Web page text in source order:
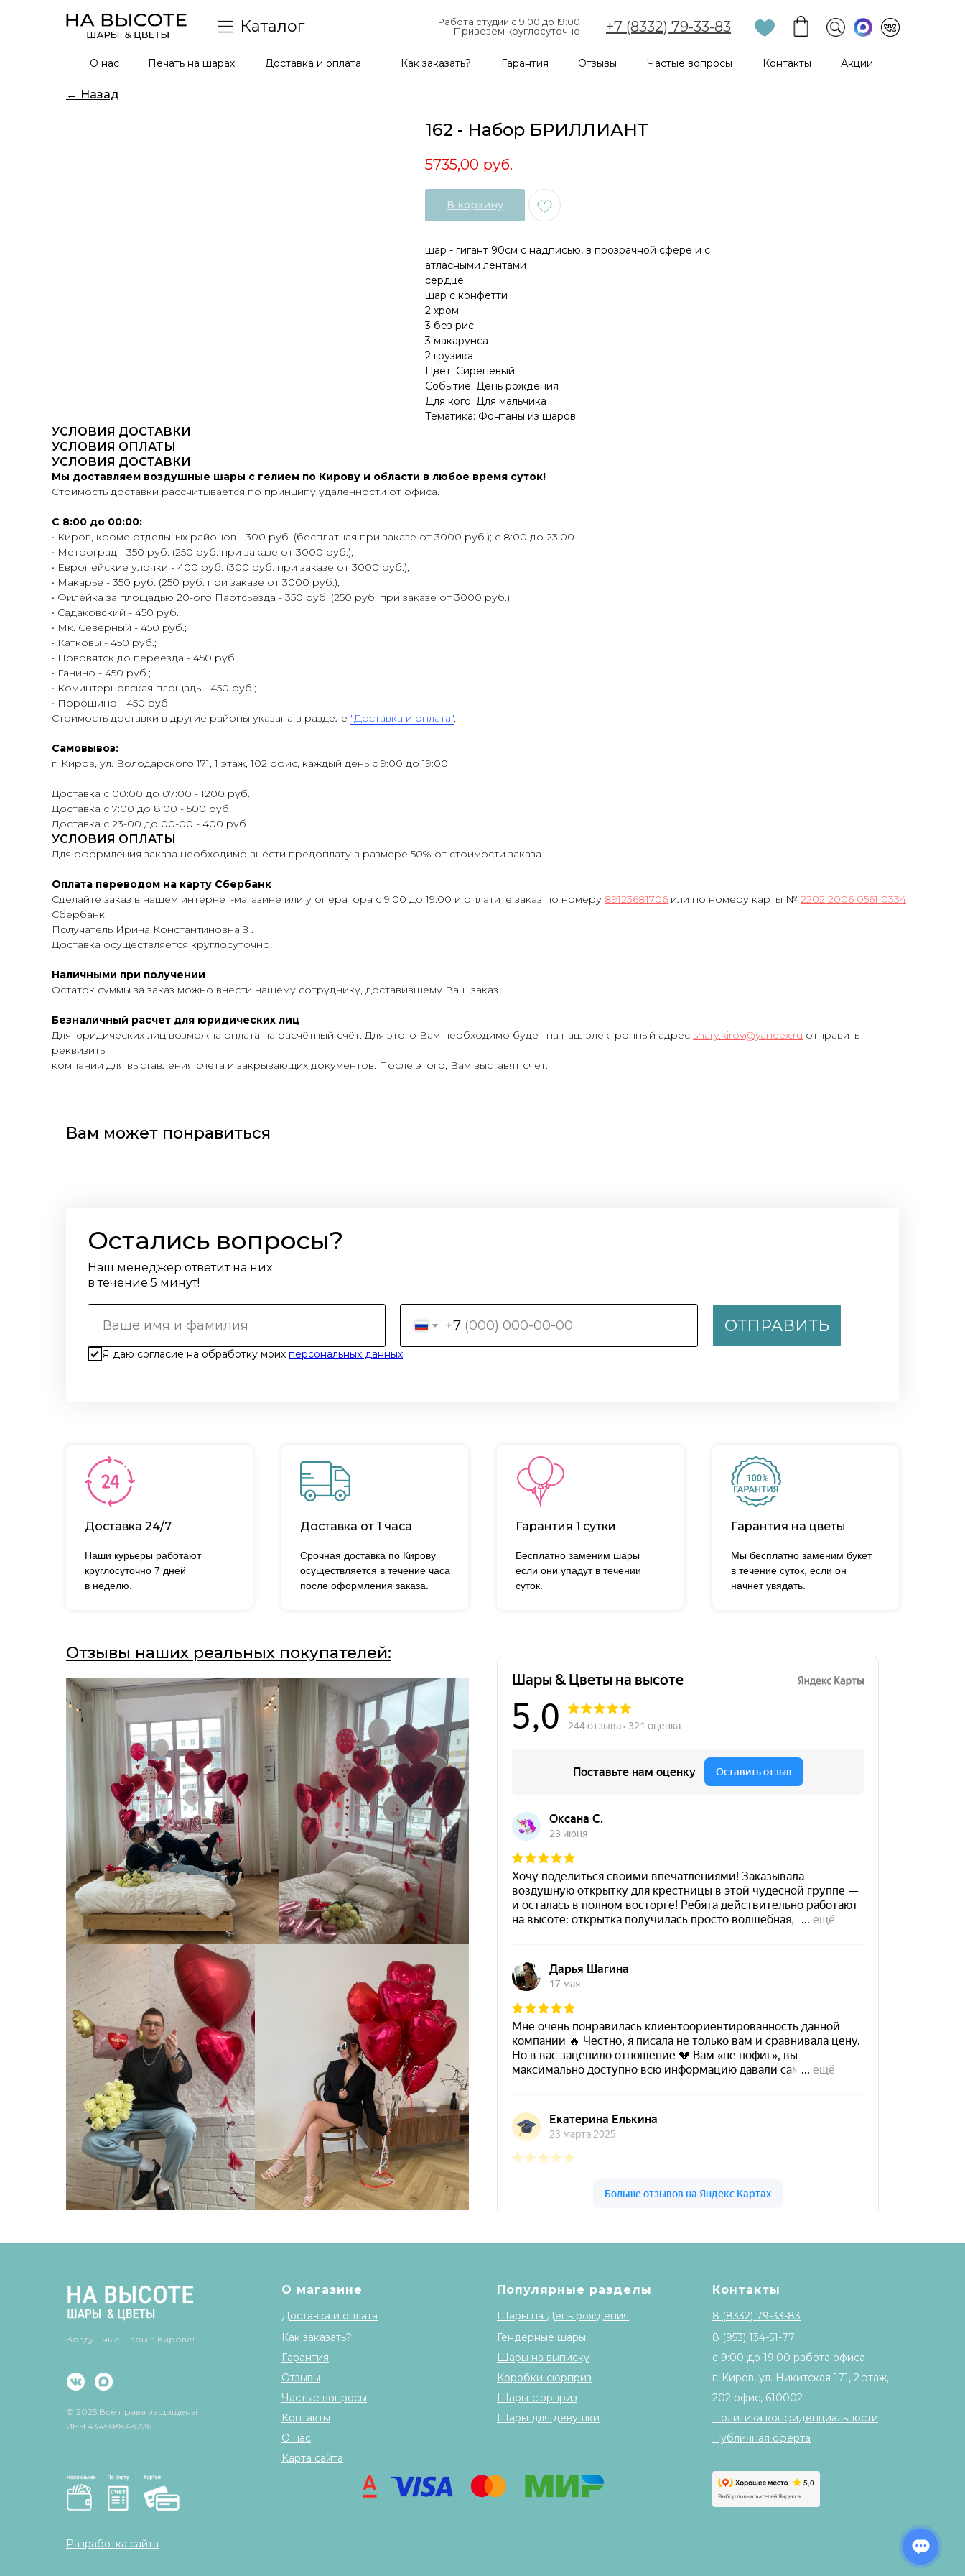
+7 (8332) 79-33-83
Работа студии с 9:00 до 19:00
Привезем круглосуточно
Каталог
Доставка и оплата Как заказать? Гарантия Отзывы Частые вопросы
Печать на шарах Контакты
О нас Акции
← Назад
162 - Набор БРИЛЛИАНТ
5735,00 руб.
В корзину
шар - гигант 90см с надписью, в прозрачной сфере и с
атласными лентами
сердце
шар с конфетти
2 хром
3 без рис
3 макарунса
2 грузика
Цвет: Сиреневый
Событие: День рождения
Для кого: Для мальчика
Тематика: Фонтаны из шаров
УСЛОВИЯ ДОСТАВКИ
УСЛОВИЯ ОПЛАТЫ
УСЛОВИЯ ДОСТАВКИ
Мы доставляем воздушные шары с гелием по Кирову и области в любое время суток!
Стоимость доставки рассчитывается по принципу удаленности от офиса.
С 8:00 до 00:00:
• Киров, кроме отдельных районов - 300 руб. (бесплатная при заказе от 3000 руб.); с 8:00 до 23:00
• Метроград - 350 руб. (250 руб. при заказе от 3000 руб.);
• Европейские улочки - 400 руб. (300 руб. при заказе от 3000 руб.);
• Макарье - 350 руб. (250 руб. при заказе от 3000 руб.);
• Филейка за площадью 20-ого Партсьезда - 350 руб. (250 руб. при заказе от 3000 руб.);
• Садаковский - 450 руб.;
• Мк. Северный - 450 руб.;
• Катковы - 450 руб.;
• Нововятск до переезда - 450 руб.;
• Ганино - 450 руб.;
• Коминтерновская площадь - 450 руб.;
• Порошино - 450 руб.
Стоимость доставки в другие районы указана в разделе "Доставка и оплата".
Самовывоз:
г. Киров, ул. Володарского 171, 1 этаж, 102 офис, каждый день с 9:00 до 19:00.
Доставка с 00:00 до 07:00 - 1200 руб.
Доставка с 7:00 до 8:00 - 500 руб.
Доставка с 23-00 до 00-00 - 400 руб.
УСЛОВИЯ ОПЛАТЫ
Для оформления заказа необходимо внести предоплату в размере 50% от стоимости заказа.
Оплата переводом на карту Сбербанк
Сделайте заказ в нашем интернет-магазине или у оператора с 9:00 до 19:00 и оплатите заказ по номеру 89123681706 или по номеру карты № 2202 2006 0561 0334
Сбербанк.
Получатель Ирина Константиновна З .
Доставка осуществляется круглосуточно!
Наличными при получении
Остаток суммы за заказ можно внести нашему сотруднику, доставившему Ваш заказ.
Безналичный расчет для юридических лиц
Для юридических лиц возможна оплата на расчётный счёт. Для этого Вам необходимо будет на наш электронный адрес shary.kirov@yandex.ru отправить
реквизиты
компании для выставления счета и закрывающих документов. После этого, Вам выставят счет.
Вам может понравиться
+7
Я даю согласие на обработку моих персональных данных
ОТПРАВИТЬ
Остались вопросы?
Наш менеджер ответит на них
в течение 5 минут!
Доставка 24/7
Срочная доставка по Кирову
осуществляется в течение часа
после оформления заказа.
Бесплатно заменим шары
если они упадут в течении
суток.
Наши курьеры работают
круглосуточно 7 дней
в неделю.
Доставка от 1 часа Гарантия 1 сутки
Мы бесплатно заменим букет
в течение суток, если он
начнет увядать.
Гарантия на цветы
Отзывы наших реальных покупателей:
О магазине
Доставка и оплата
Популярные разделы
Шары на День рождения
Контакты
© 2025 Все права защищены
Как заказать?
Гарантия
Отзывы
Частые вопросы
Контакты
О нас
Гендерные шары
Шары на выписку
Коробки-сюрприз
Шары-сюрприз
Шары для девушки
8 (8332) 79-33-83
8 (953) 134-51-77
с 9:00 до 19:00 работа офиса
г. Киров, ул. Никитская 171, 2 этаж,
202 офис, 610002
ИНН 434568848226
Политика конфиденциальности
Публичная оферта
Карта сайта
Воздушные шары в Кирове!
Разработка сайта